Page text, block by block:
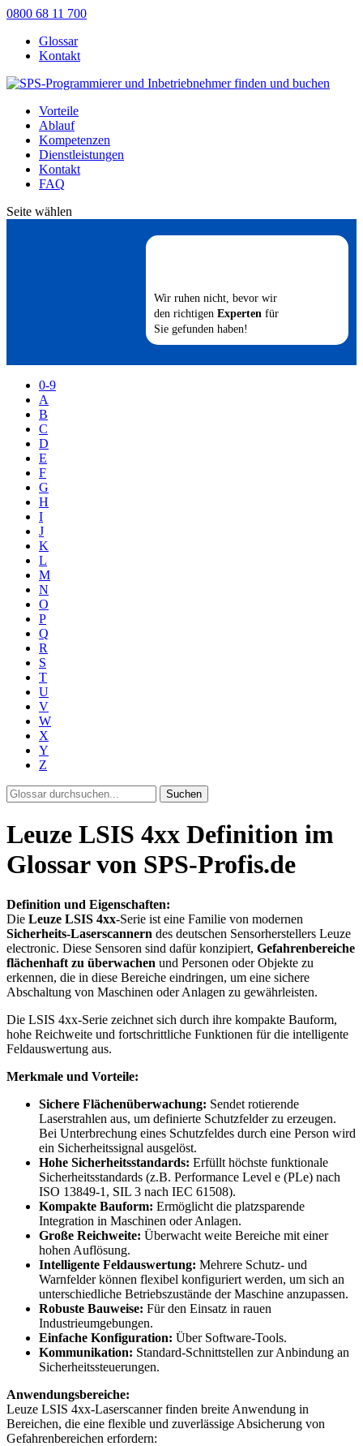
0800 68 11 700
Glossar
Kontakt
Vorteile
Ablauf
Kompetenzen
Dienstleistungen
Kontakt
FAQ
Seite wählen
Wir ruhen nicht, bevor wir
den richtigen Experten für
Sie gefunden haben!
0-9
A
B
C
D
E
F
G
H
I
J
K
L
M
N
O
P
Q
R
S
T
U
V
W
X
Y
Z
Suchen
Leuze LSIS 4xx Definition im
Glossar von SPS-Profis.de
Definition und Eigenschaften:
Die Leuze LSIS 4xx-Serie ist eine Familie von modernen
Sicherheits-Laserscannern des deutschen Sensorherstellers Leuze
electronic. Diese Sensoren sind dafür konzipiert, Gefahrenbereiche
flächenhaft zu überwachen und Personen oder Objekte zu
erkennen, die in diese Bereiche eindringen, um eine sichere
Abschaltung von Maschinen oder Anlagen zu gewährleisten.
Die LSIS 4xx-Serie zeichnet sich durch ihre kompakte Bauform,
hohe Reichweite und fortschrittliche Funktionen für die intelligente
Feldauswertung aus.
Merkmale und Vorteile:
Sichere Flächenüberwachung: Sendet rotierende
Laserstrahlen aus, um definierte Schutzfelder zu erzeugen.
Bei Unterbrechung eines Schutzfeldes durch eine Person wird
ein Sicherheitssignal ausgelöst.
Hohe Sicherheitsstandards: Erfüllt höchste funktionale
Sicherheitsstandards (z.B. Performance Level e (PLe) nach
ISO 13849-1, SIL 3 nach IEC 61508).
Kompakte Bauform: Ermöglicht die platzsparende
Integration in Maschinen oder Anlagen.
Große Reichweite: Überwacht weite Bereiche mit einer
hohen Auflösung.
Intelligente Feldauswertung: Mehrere Schutz- und
Warnfelder können flexibel konfiguriert werden, um sich an
unterschiedliche Betriebszustände der Maschine anzupassen.
Robuste Bauweise: Für den Einsatz in rauen
Industrieumgebungen.
Einfache Konfiguration: Über Software-Tools.
Kommunikation: Standard-Schnittstellen zur Anbindung an
Sicherheitssteuerungen.
Anwendungsbereiche:
Leuze LSIS 4xx-Laserscanner finden breite Anwendung in
Bereichen, die eine flexible und zuverlässige Absicherung von
Gefahrenbereichen erfordern: